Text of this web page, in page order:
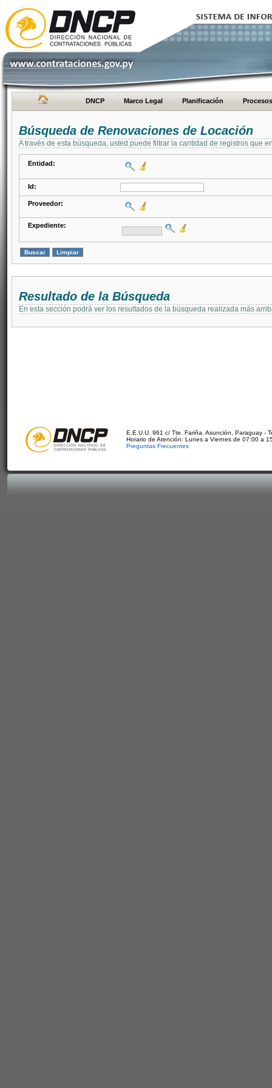
DNCP Marco Legal Planificación Procesos
Búsqueda de Renovaciones de Locación
A través de esta búsqueda, usted puede filtrar la cantidad de registros que
Entidad:
Id:
Proveedor:
Expediente:
Resultado de la Búsqueda
En esta sección podrá ver los resultados de la búsqueda realizada más
E.E.U.U. 961 c/ Tte. Fariña. Asunción, Paraguay -
Horario de Atención: Lunes a Viernes de 07:00 a
Preguntas Frecuentes